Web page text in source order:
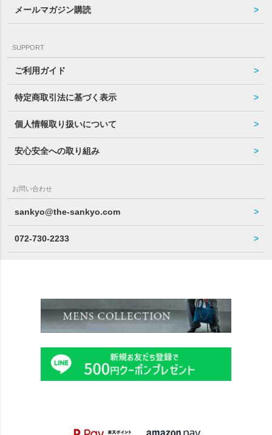
メールマガジン購読
SUPPORT
ご利用ガイド
特定商取引法に基づく表示
個人情報取り扱いについて
安心安全への取り組み
お問い合わせ
sankyo@the-sankyo.com
072-730-2233